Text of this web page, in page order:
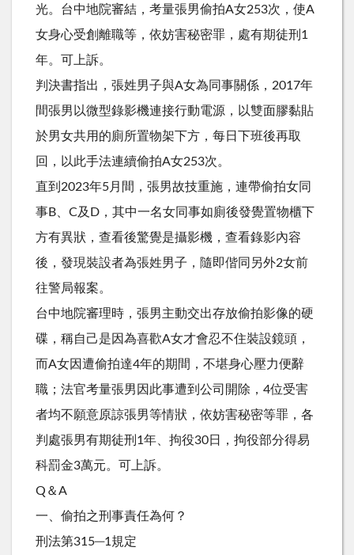
光。台中地院審結，考量張男偷拍A女253次，使A
女身心受創離職等，依妨害秘密罪，處有期徒刑1
年。可上訴。
判決書指出，張姓男子與A女為同事關係，2017年
間張男以微型錄影機連接行動電源，以雙面膠黏貼
於男女共用的廁所置物架下方，每日下班後再取
回，以此手法連續偷拍A女253次。
直到2023年5月間，張男故技重施，連帶偷拍女同
事B、C及D，其中一名女同事如廁後發覺置物櫃下
方有異狀，查看後驚覺是攝影機，查看錄影內容
後，發現裝設者為張姓男子，隨即偕同另外2女前
往警局報案。
台中地院審理時，張男主動交出存放偷拍影像的硬
碟，稱自己是因為喜歡A女才會忍不住裝設鏡頭，
而A女因遭偷拍達4年的期間，不堪身心壓力便辭
職；法官考量張男因此事遭到公司開除，4位受害
者均不願意原諒張男等情狀，依妨害秘密等罪，各
判處張男有期徒刑1年、拘役30日，拘役部分得易
科罰金3萬元。可上訴。
Q＆A
一、偷拍之刑事責任為何？
刑法第315─1規定